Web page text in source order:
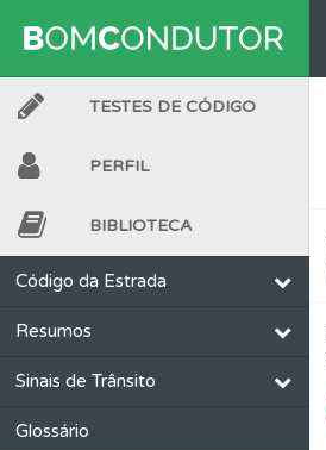
TESTES DE CÓDIGO
PERFIL
BIBLIOTECA
Código da Estrada
Resumos
Sinais de Trânsito
Glossário